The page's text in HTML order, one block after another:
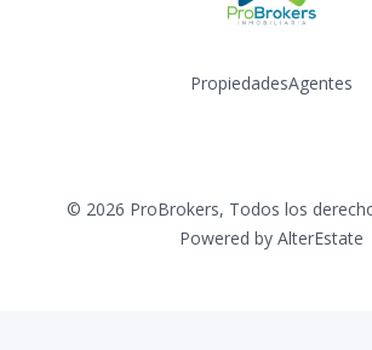
PropiedadesAgentes
© 2026 ProBrokers, Todos los
Powered by AlterEstate